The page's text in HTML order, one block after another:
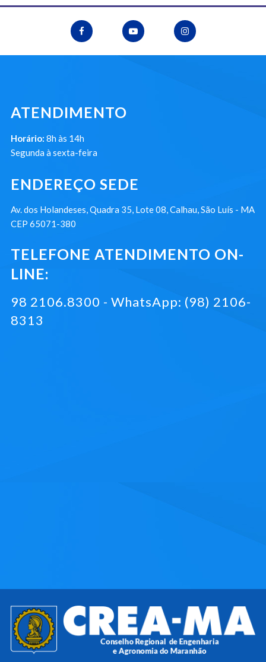
ATENDIMENTO
Horário: 8h às 14h
Segunda à sexta-feira
ENDEREÇO SEDE
Av. dos Holandeses, Quadra 35, Lote 08, Calhau, São Luís - MA
CEP 65071-380
TELEFONE ATENDIMENTO ON-
LINE:
98 2106.8300 - WhatsApp: (98) 2106-
8313